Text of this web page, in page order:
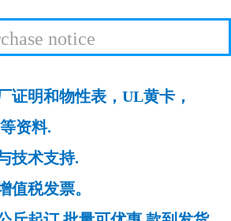
notice
证明和物性表，UL黄卡，
资料.
技术支持.
值税发票。